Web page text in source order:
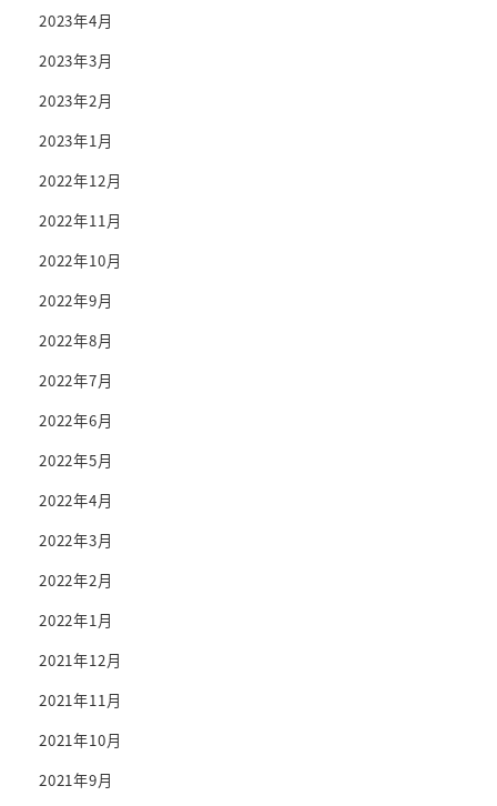
2023年4月
2023年3月
2023年2月
2023年1月
2022年12月
2022年11月
2022年10月
2022年9月
2022年8月
2022年7月
2022年6月
2022年5月
2022年4月
2022年3月
2022年2月
2022年1月
2021年12月
2021年11月
2021年10月
2021年9月